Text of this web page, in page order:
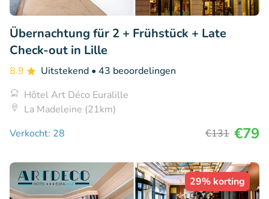
Übernachtung für 2 + Frühstück + Late
Check-out in Lille
8.9 Uitstekend • 43 beoordelingen
Hôtel Art Déco Euralille
La Madeleine (21km)
Verkocht: 28
€131 €79
29% korting